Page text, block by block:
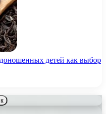
детей как выбор